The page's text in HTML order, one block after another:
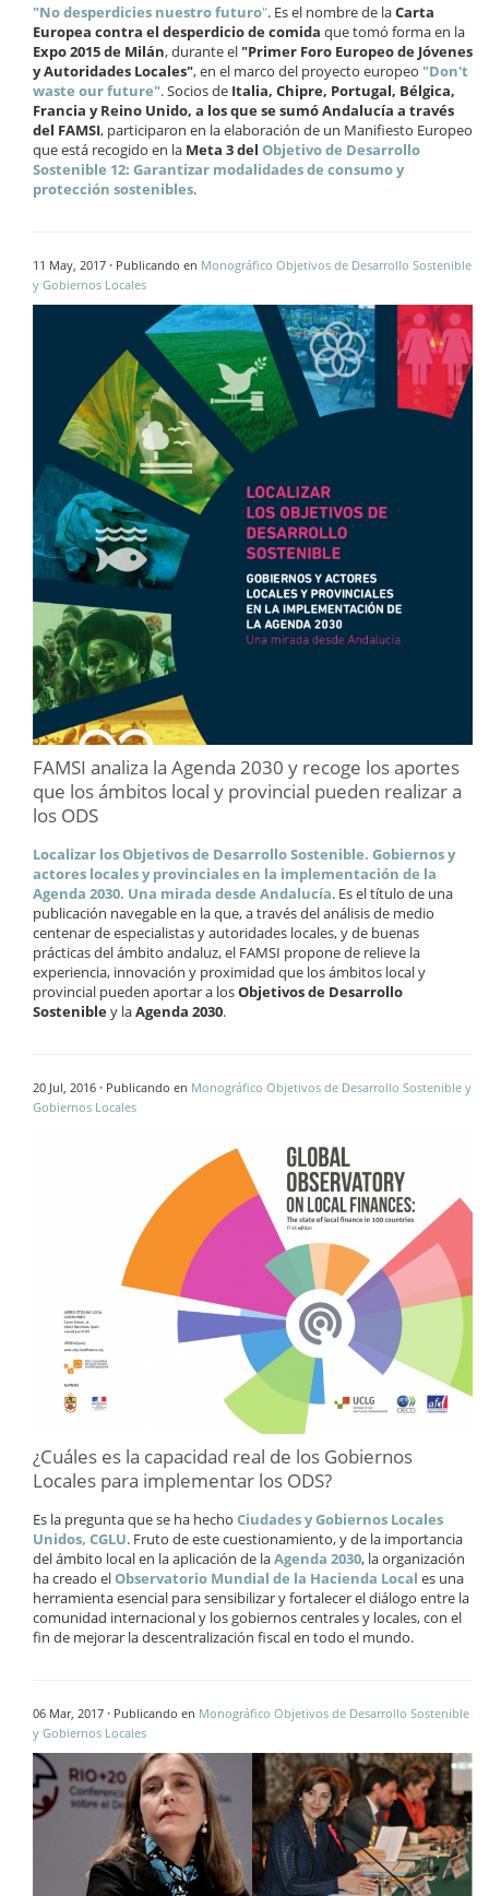
"No desperdicies nuestro futuro". Es el nombre de laCarta
Europea contra el desperdicio de comida que tomó forma en la
Expo 2015 de Milán, durante el"Primer Foro Europeo de Jóvenes
y Autoridades Locales", en el marco del proyecto europeo "Don't
waste our future". Socios de Italia, Chipre, Portugal, Bélgica,
Francia y Reino Unido, a los que se sumó Andalucía a través
del FAMSI, participaron en la elaboración de un Manifiesto Europeo
que está recogido en la Meta 3 del Objetivo de Desarrollo
Sostenible 12: Garantizar modalidades de consumo y
protección sostenibles.
11 May, 2017 · Publicando en Monográfico Objetivos de Desarrollo Sostenible
y Gobiernos Locales
FAMSI analiza la Agenda 2030 y recoge los aportes
que los ámbitos local y provincial pueden realizar a
los ODS
Localizar los Objetivos de Desarrollo Sostenible. Gobiernos y
actores locales y provinciales en la implementación de la
Agenda 2030. Una mirada desde Andalucía. Es el título de una
publicación navegable en la que, a través del análisis de medio
centenar de especialistas y autoridades locales, y de buenas
prácticas del ámbito andaluz, el FAMSI propone de relieve la
experiencia, innovación y proximidad que los ámbitos local y
provincial pueden aportar a losObjetivos de Desarrollo
Sostenibley laAgenda 2030.
20 Jul, 2016 · Publicando en Monográfico Objetivos de Desarrollo Sostenible y
Gobiernos Locales
¿Cuáles es la capacidad real de los Gobiernos
Locales para implementar los ODS?
Es la pregunta que se ha hecho Ciudades y Gobiernos Locales
Unidos, CGLU. Fruto de este cuestionamiento, y de la importancia
del ámbito local en la aplicación de laAgenda 2030, la organización
ha creado elObservatorio Mundial de la Hacienda Local es una
herramienta esencial para sensibilizar yfortalecer el diálogo entre la
comunidad internacional y los gobiernoscentrales y locales,con el
fin de mejorar ladescentralización fiscalen todo el mundo.
06 Mar, 2017 · Publicando en Monográfico Objetivos de Desarrollo Sostenible
y Gobiernos Locales